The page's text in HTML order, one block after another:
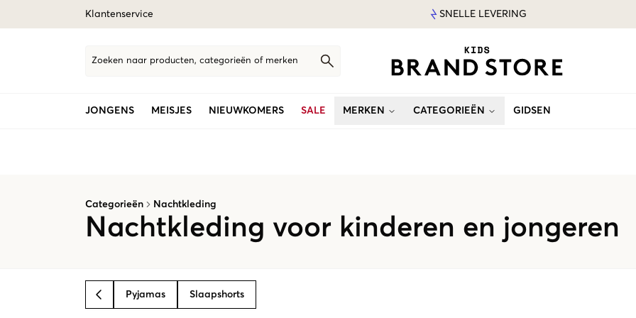
Klantenservice SNELLE LEVERING
Zoeken naar producten, categorieën of merken
JONGENS MEISJES NIEUWKOMERS SALE MERKEN CATEGORIEËN GIDSEN
Categorieën Nachtkleding
Nachtkleding voor kinderen en jongeren
BACK Pyjamas Slaapshorts